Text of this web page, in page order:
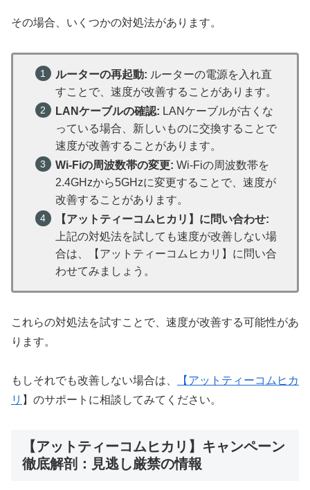
その場合、いくつかの対処法があります。
ルーターの再起動: ルーターの電源を入れ直
すことで、速度が改善することがあります。
LANケーブルの確認: LANケーブルが古くな
っている場合、新しいものに交換することで
速度が改善することがあります。
Wi-Fiの周波数帯の変更: Wi-Fiの周波数帯を
2.4GHzから5GHzに変更することで、速度が
改善することがあります。
【アットティーコムヒカリ】に問い合わせ:
上記の対処法を試しても速度が改善しない場
合は、【アットティーコムヒカリ】に問い合
わせてみましょう。
これらの対処法を試すことで、速度が改善する可能性があ
ります。
もしそれでも改善しない場合は、 【 アットティーコムヒカ
リ 】のサポートに相談してみてください。
【アットティーコムヒカリ】キャンペーン
徹底解剖：見逃し厳禁の情報